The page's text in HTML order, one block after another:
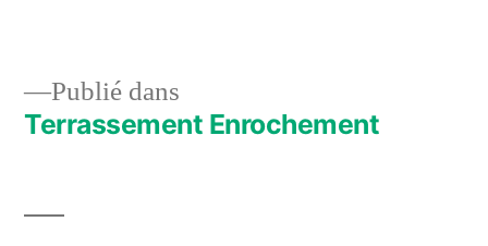
Navigation
Publié dans
Terrassement Enrochement